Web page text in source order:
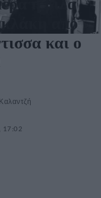
η βίλα
από
και ο
17:02